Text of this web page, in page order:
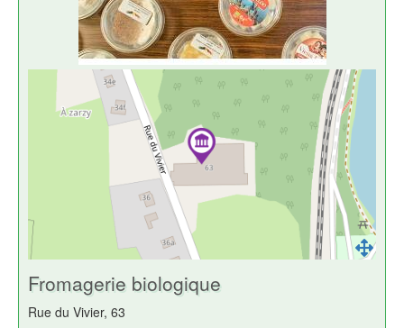
Fromagerie biologique
Rue du Vivier, 63